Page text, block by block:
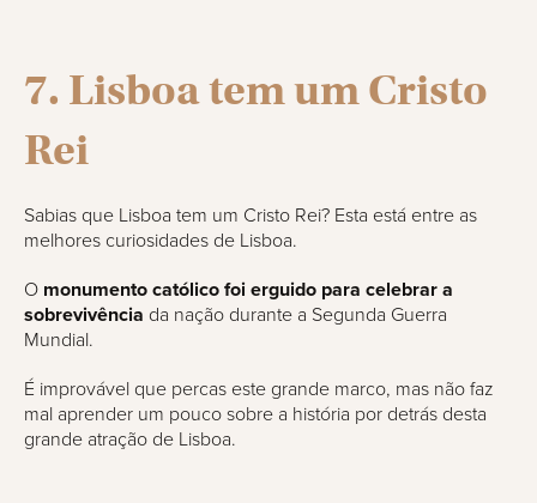
7. Lisboa tem um Cristo
Rei
Sabias que Lisboa tem um Cristo Rei? Esta está entre as
melhores curiosidades de Lisboa.
O monumento católico foi erguido para celebrar a
sobrevivência da nação durante a Segunda Guerra
Mundial.
É improvável que percas este grande marco, mas não faz
mal aprender um pouco sobre a história por detrás desta
grande atração de Lisboa.